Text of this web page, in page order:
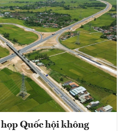
Quốc hội không